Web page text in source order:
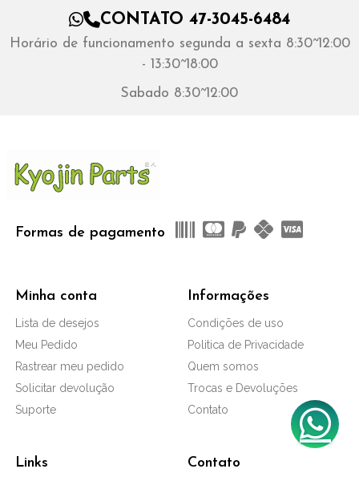
CONTATO 47-3045-6484
Horário de funcionamento segunda a sexta 8:30~12:00
- 13:30~18:00
Sabado 8:30~12:00
Formas de pagamento
Links
Minha conta
Lista de desejos
Meu Pedido
Rastrear meu pedido
Solicitar devolução
Suporte
Informações
Condições de uso
Politica de Privacidade
Quem somos
Trocas e Devoluções
Contato
Contato